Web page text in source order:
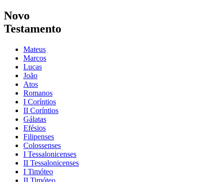
Novo
Testamento
Mateus
Marcos
Lucas
João
Atos
Romanos
I Coríntios
II Coríntios
Gálatas
Efésios
Filipenses
Colossenses
I Tessalonicenses
II Tessalonicenses
I Timóteo